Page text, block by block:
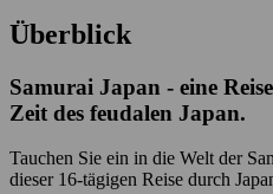
Überblick
Samurai Japan - eine
Zeit des feudalen Japan.
Tauchen Sie ein in die Welt der
dieser 16-tägigen Reise durch